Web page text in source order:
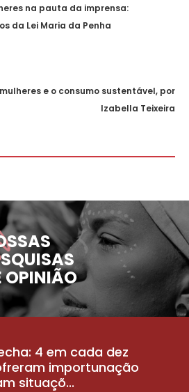
na pauta da imprensa:
da Lei Maria da Penha
e o consumo sustentável, por
Izabella Teixeira
OPINIÃO
4 em cada dez
importunação
situaçõ...